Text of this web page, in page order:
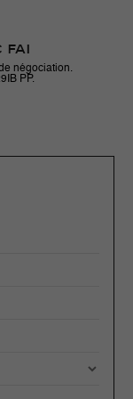
négociation.
PP.